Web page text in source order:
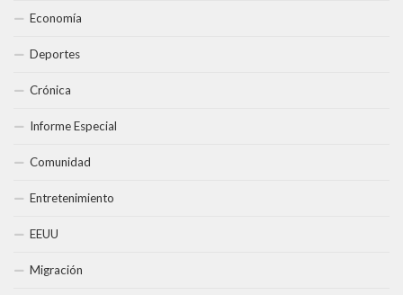
Economía
Deportes
Crónica
Informe Especial
Comunidad
Entretenimiento
EEUU
Migración